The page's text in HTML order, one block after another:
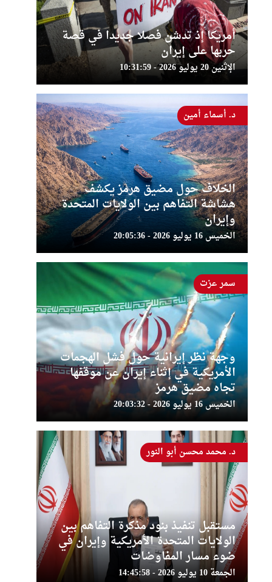
أمريكا إذ تدشن فصلا جديدا في قصة
حربها على إيران
الإثنين 20 يوليو 2026 - 10:31:59
الخلاف حول مضيق هرمز يكشف
هشاشة التفاهم بين الولايات المتحدة
وإيران
الخميس 16 يوليو 2026 - 20:05:36
د. أسماء أمين
وجهة نظر إيرانية حول فشل الهجمات
الأمريكية في إثناء إيران عن موقفها
تجاه مضيق هرمز
الخميس 16 يوليو 2026 - 20:03:32
سمر عزت
مستقبل تنفيذ بنود مذكرة التفاهم بين
الولايات المتحدة الأمريكية وإيران في
ضوء مسار المفاوضات
الجمعة 10 يوليو 2026 - 14:45:58
د. محمد محسن أبو النور